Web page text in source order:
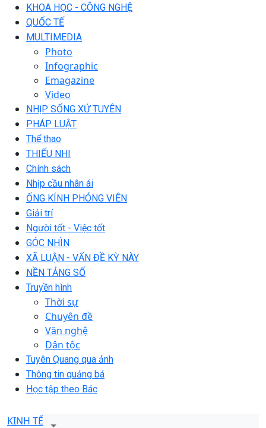
KHOA HỌC - CÔNG NGHỆ
QUỐC TẾ
MULTIMEDIA
Photo
Infographic
Emagazine
Video
NHỊP SỐNG XỨ TUYÊN
PHÁP LUẬT
Thể thao
THIẾU NHI
Chính sách
Nhịp cầu nhân ái
ỐNG KÍNH PHÓNG VIÊN
Giải trí
Người tốt - Việc tốt
GÓC NHÌN
XÃ LUẬN - VẤN ĐỀ KỲ NÀY
NỀN TẢNG SỐ
Truyền hình
Thời sự
Chuyên đề
Văn nghệ
Dân tộc
Tuyên Quang qua ảnh
Thông tin quảng bá
Học tập theo Bác
KINH TẾ